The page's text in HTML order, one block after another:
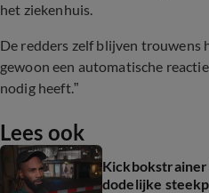
het ziekenhuis.
De redders zelf blijven trouwens
gewoon een automatische
nodig heeft.”
Lees ook
dodelijke